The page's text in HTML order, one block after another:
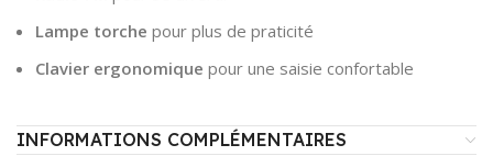
Lampe torche pour plus de praticité
Clavier ergonomique pour une saisie confortable
INFORMATIONS COMPLÉMENTAIRES